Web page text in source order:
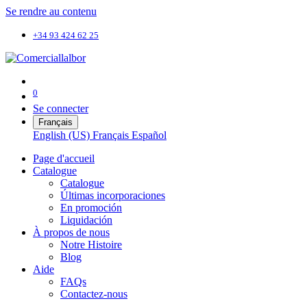
Se rendre au contenu
+34 93 424 62 25
0
Se connecter
Français
English (US) Français Español
Page d'accueil
Catalogue
Catalogue
Últimas incorporaciones
En promoción
Liquidación
À propos de nous
Notre Histoire
Blog
Aide
FAQs
Contactez-nous